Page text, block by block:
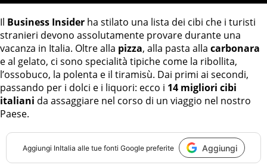
Il Business Insider ha stilato una lista dei cibi che i turisti
stranieri devono assolutamente provare durante una
vacanza in Italia. Oltre alla pizza, alla pasta alla carbonara
e al gelato, ci sono specialità tipiche come la ribollita,
l’ossobuco, la polenta e il tiramisù. Dai primi ai secondi,
passando per i dolci e i liquori: ecco i 14 migliori cibi
italiani da assaggiare nel corso di un viaggio nel nostro
Paese.
Aggiungi InItalia alle tue fonti Google preferite Aggiungi